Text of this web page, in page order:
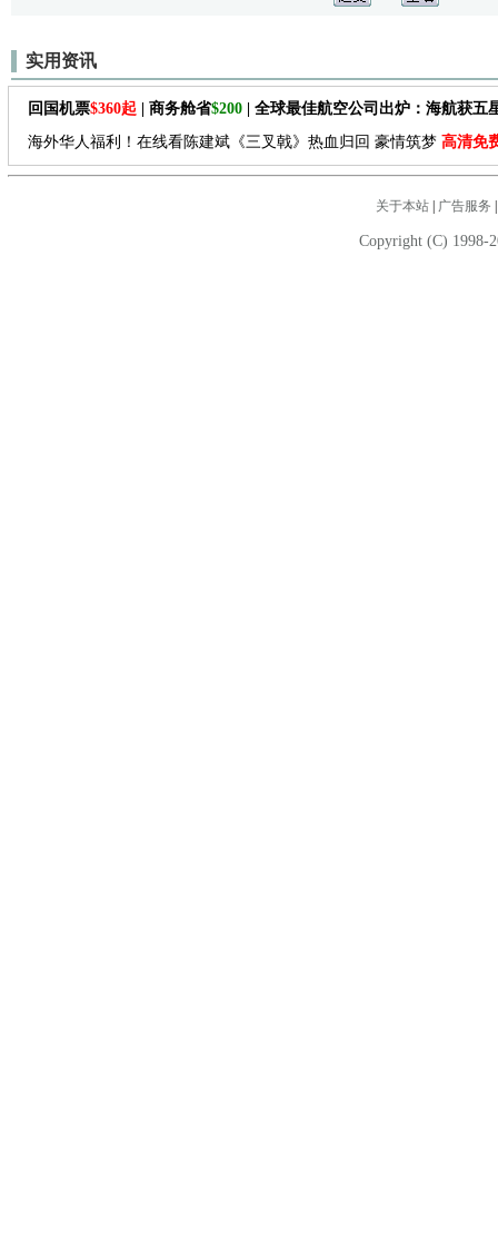
实用资讯
回国机票$360起 | 商务舱省$200 | 全球最佳航空公司出炉：海航获五
海外华人福利！在线看陈建斌《三叉戟》热血归回 豪情筑梦 高清免
关于本站| 广告服务
Copyright (C) 1998-